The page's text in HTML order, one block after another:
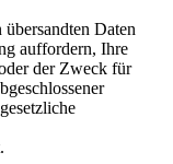
Daten
auffordern, Ihre
der Zweck für